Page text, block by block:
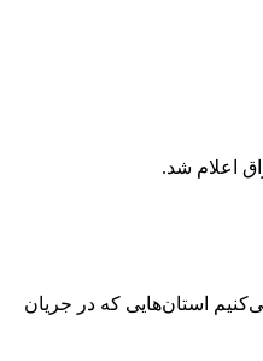
اعلام شد.
نهایی ابلاغ قرار دارد و تلاش می‌کنیم استان‌هایی که در جریان